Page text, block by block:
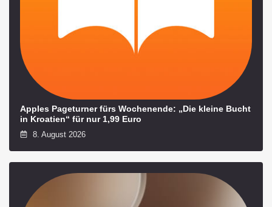
Apples Pageturner fürs Wochenende: „Die kleine Bucht
in Kroatien“ für nur 1,99 Euro
8. August 2026